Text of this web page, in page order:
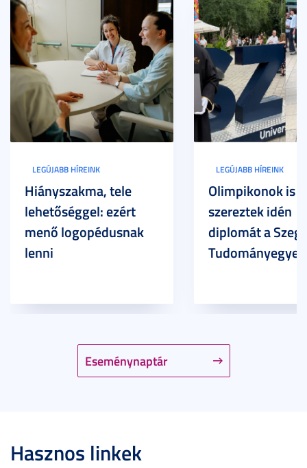
Eseménynaptár
LEGÚJABB HÍREINK
Hiányszakma, tele
lehetőséggel: ezért
menő logopédusnak
lenni
LEGÚJABB HÍREINK
Olimpikonok is
szereztek idén
diplomát a
Hasznos linkek